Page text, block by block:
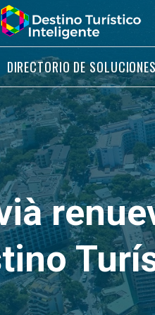
DIRECTORIO DE